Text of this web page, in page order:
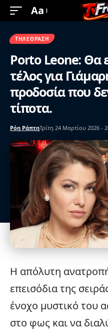
Aa
ΤΗΛΕΌΡΑΣΗ
Porto Leone: Θα
τέλος για
προδοσία που
τίποτα.
Ρόη ΡάπτηΤρίτη 24 Μαρτίου 2026 -
Η απόλυτη
επεισόδια της
ένοχο μυστικό του
στο φως και να